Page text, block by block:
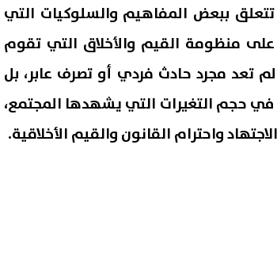
ببعض المفاهيم والسلوكيات التي
منظومة القيم والأخلاق التي تقوم
تعد مجرد حادث فردي أو تصرف عابر، بل
حجم التغيرات التي يشهدها المجتمع،
واحترام القانون والقيم الأخلاقية.